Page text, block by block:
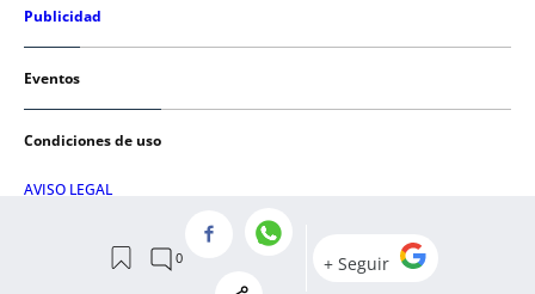
Publicidad
Eventos
Condiciones de uso
AVISO LEGAL
POLÍTICA DE COOKIES